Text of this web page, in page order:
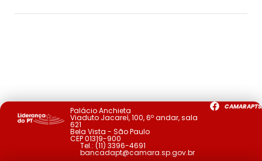
Palácio Anchieta
Viaduto Jacareí, 100, 6º andar, sala
621
Bela Vista - São Paulo
CEP 01319-900
Tel.: (11) 3396-4691
bancadapt@camara.sp.gov.br